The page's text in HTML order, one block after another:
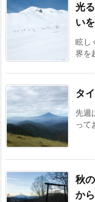
光
い
眩し
界を
タ
先週
って
秋
か